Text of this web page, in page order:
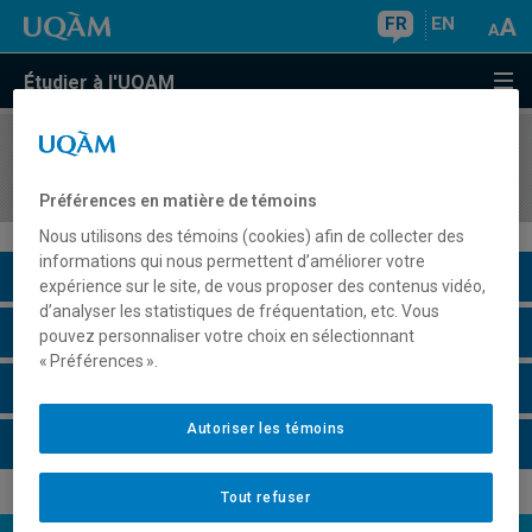
FR EN
Étudier à l'UQAM
COURS//
Description du cours
Horaire - Été 2026
Préférences en matière de témoins
Nous utilisons des témoins (cookies) afin de collecter des
informations qui nous permettent d’améliorer votre
expérience sur le site, de vous proposer des contenus vidéo,
d’analyser les statistiques de fréquentation, etc. Vous
pouvez personnaliser votre choix en sélectionnant
« Préférences ».
Tout refuser
Autoriser les témoins